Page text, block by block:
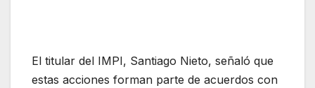
El titular del IMPI, Santiago Nieto, señaló que
estas acciones forman parte de acuerdos con